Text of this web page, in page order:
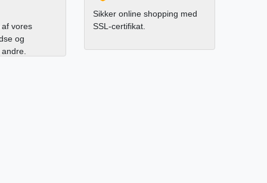
vores
og
Sikker online shopping med
SSL-certifikat.